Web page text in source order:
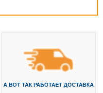
А ВОТ ТАК РАБОТАЕТ ДОСТАВКА